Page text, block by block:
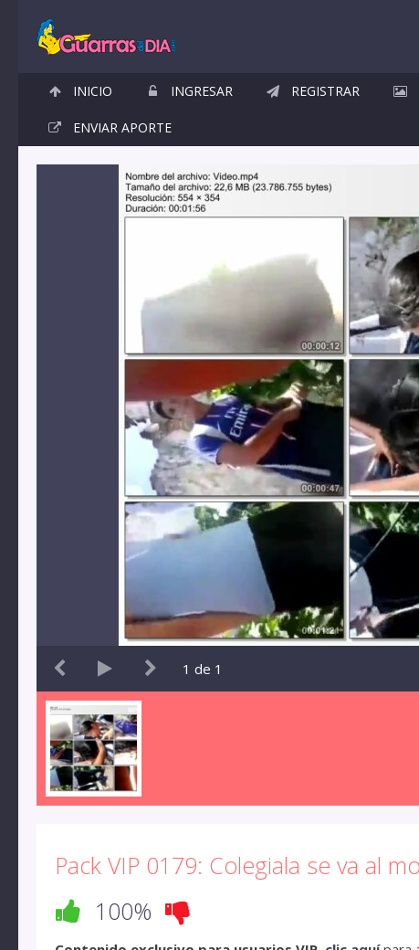
INICIO INGRESAR REGISTRAR
ENVIAR APORTE
1 de 1
Pack VIP 0179: Colegiala se va al
100%